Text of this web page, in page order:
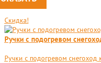
Скидка!
Ручки с подогревом
Ручки с подогревом снегоход